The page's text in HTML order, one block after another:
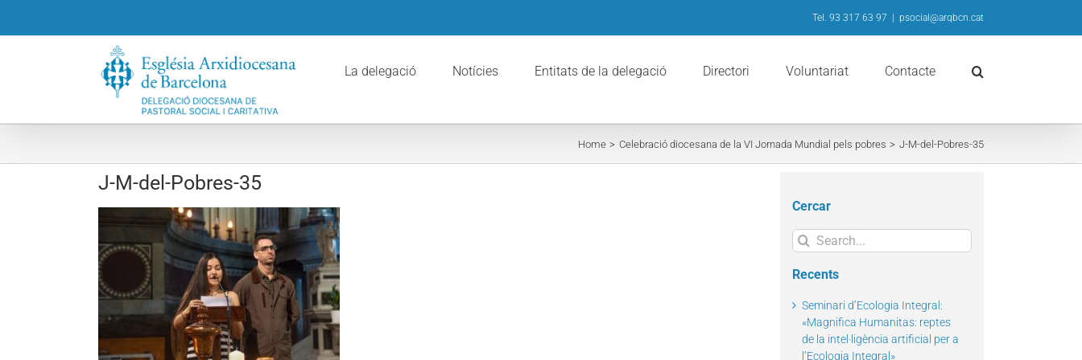
Tel. 93 317 63 97 psocial@arqbcn.cat
La delegació Notícies Entitats de la delegació Directori Voluntariat Contacte
Home Celebració diocesana de la VI Jornada Mundial pels pobres J-M-del-Pobres-35
J-M-del-Pobres-35
Cercar
Search
for:
Recents
Seminari d’Ecologia Integral:
«Magnifica Humanitas: reptes
de la intel·ligència artificial per a
l’Ecologia Integral»